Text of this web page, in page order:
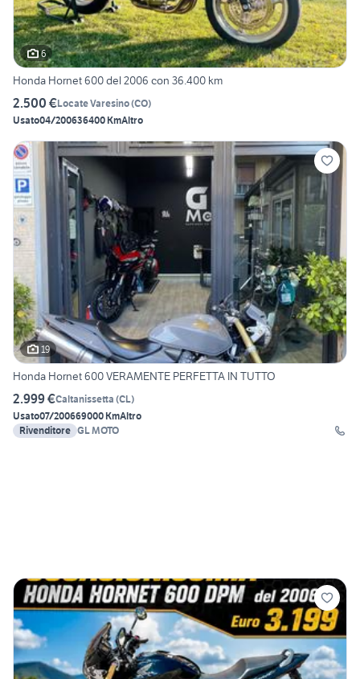
6
Honda Hornet 600 del 2006 con 36.400 km
2.500 €Locate Varesino(CO)
Usato04/200636400 KmAltro
19
Honda Hornet 600 VERAMENTE PERFETTA IN TUTTO
2.999 €Caltanissetta (CL)
Usato07/200669000 KmAltro
Rivenditore GL MOTO